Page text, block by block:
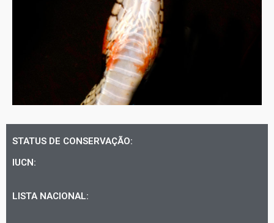
STATUS DE CONSERVAÇÃO:
IUCN:
LISTA NACIONAL: